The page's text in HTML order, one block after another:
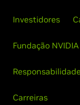
Investidores
Fundação NVIDIA
Carreiras